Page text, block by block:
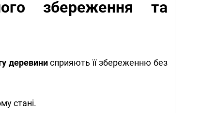
збереження та
деревинисприяють її збереженню без
стані.